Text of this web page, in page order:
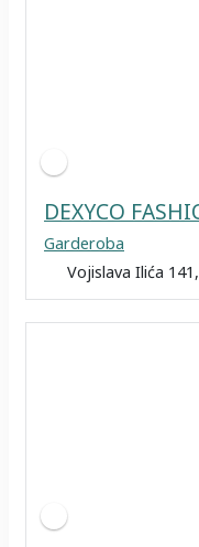
DEXYCO
Garderoba
Vojislava Ilića